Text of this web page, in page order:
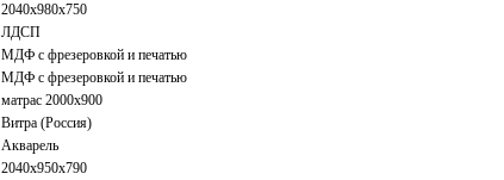
2040x980x750
ЛДСП
МДФ с фрезеровкой и печатью
МДФ с фрезеровкой и печатью
матрас 2000x900
Витра (Россия)
Акварель
2040x950x790